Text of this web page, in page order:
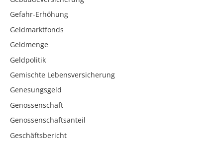
Gefahr-Erhöhung
Geldmarktfonds
Geldmenge
Geldpolitik
Gemischte Lebensversicherung
Genesungsgeld
Genossenschaft
Genossenschaftsanteil
Geschäftsbericht